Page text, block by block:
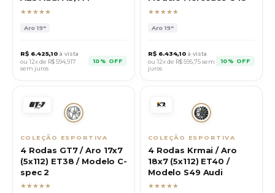
★★★★★
Aro19"
R$ 6.425,10 à vista
ou 12x de R$594,917
sem juros
10% OFF
★★★★★
Aro19"
R$ 6.434,10 à vista
ou 12x de R$595,75sem
juros
10% OFF
COLEÇÃO ESPORTIVA
4 Rodas GT7 / Aro 17x7
(5x112) ET38 / Modelo C-
spec 2
★★★★★
COLEÇÃO ESPORTIVA
4 Rodas Krmai / Aro
18x7 (5x112) ET40 /
Modelo S49 Audi
★★★★★